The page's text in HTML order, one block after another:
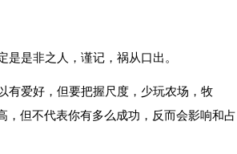
是非之人，谨记，祸从口出。
有爱好，但要把握尺度，少玩农场，牧
，但不代表你有多么成功，反而会影响和占